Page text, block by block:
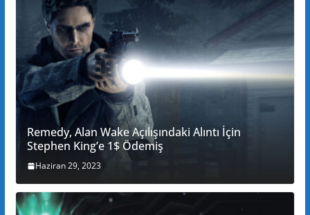
Remedy, Alan Wake Açılışındaki Alıntı İçin
Stephen King’e 1$ Ödemiş
Haziran 29, 2023